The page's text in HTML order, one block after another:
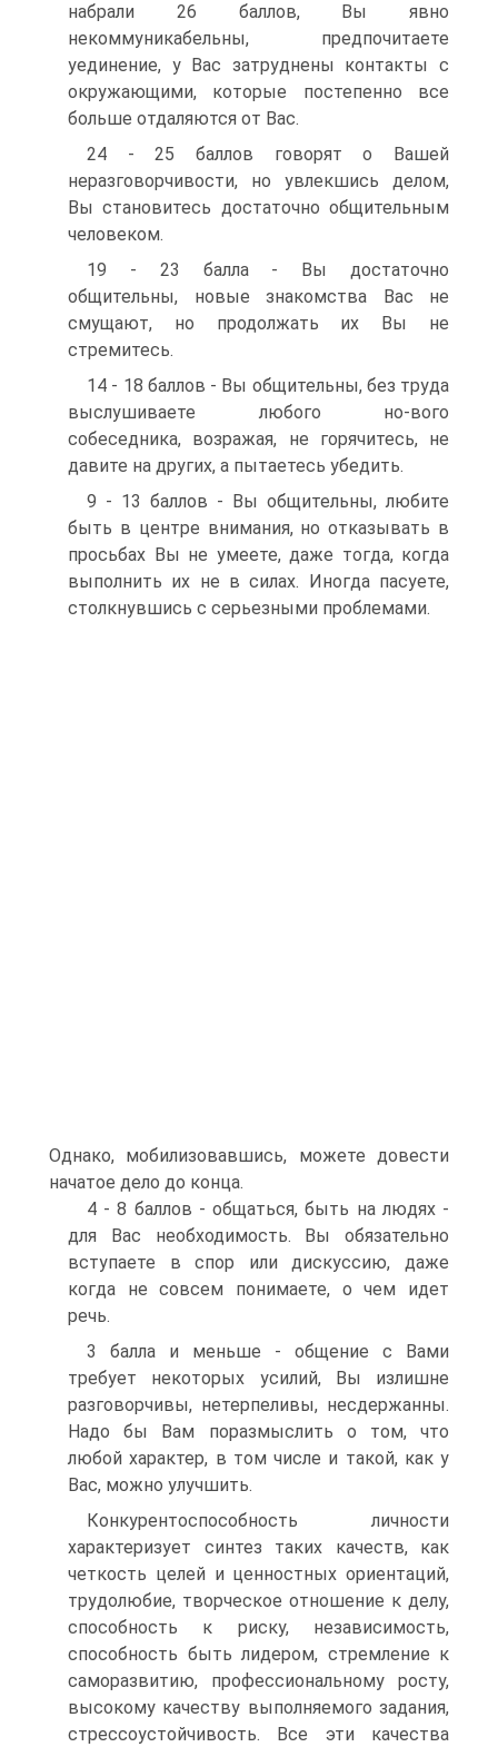
набрали 26 баллов, Вы явно
некоммуникабельны, предпочитаете
уединение, у Вас затруднены контакты с
окружающими, которые постепенно все
больше отдаляются от Вас.
24 - 25 баллов говорят о Вашей
неразговорчивости, но увлекшись делом,
Вы становитесь достаточно общительным
человеком.
19 - 23 балла - Вы достаточно
общительны, новые знакомства Вас не
смущают, но продолжать их Вы не
стремитесь.
14 - 18 баллов - Вы общительны, без труда
выслушиваете любого но-вого
собеседника, возражая, не горячитесь, не
давите на других, а пытаетесь убедить.
9 - 13 баллов - Вы общительны, любите
быть в центре внимания, но отказывать в
просьбах Вы не умеете, даже тогда, когда
выполнить их не в силах. Иногда пасуете,
столкнувшись с серьезными проблемами.
Однако, мобилизовавшись, можете довести
начатое дело до конца.
4 - 8 баллов - общаться, быть на людях -
для Вас необходимость. Вы обязательно
вступаете в спор или дискуссию, даже
когда не совсем понимаете, о чем идет
речь.
3 балла и меньше - общение с Вами
требует некоторых усилий, Вы излишне
разговорчивы, нетерпеливы, несдержанны.
Надо бы Вам поразмыслить о том, что
любой характер, в том числе и такой, как у
Вас, можно улучшить.
Конкурентоспособность личности
характеризует синтез таких качеств, как
четкость целей и ценностных ориентаций,
трудолюбие, творческое отношение к делу,
способность к риску, независимость,
способность быть лидером, стремление к
саморазвитию, профессиональному росту,
высокому качеству выполняемого задания,
стрессоустойчивость. Все эти качества